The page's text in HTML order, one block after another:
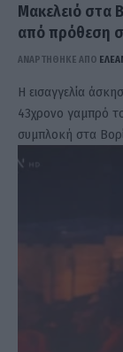
Μακελειό στα
από πρόθεση
ΑΝΑΡΤΗΘΗΚΕ ΑΠΟ
Η εισαγγελία
43χρονο γαμπρό
συμπλοκή στα